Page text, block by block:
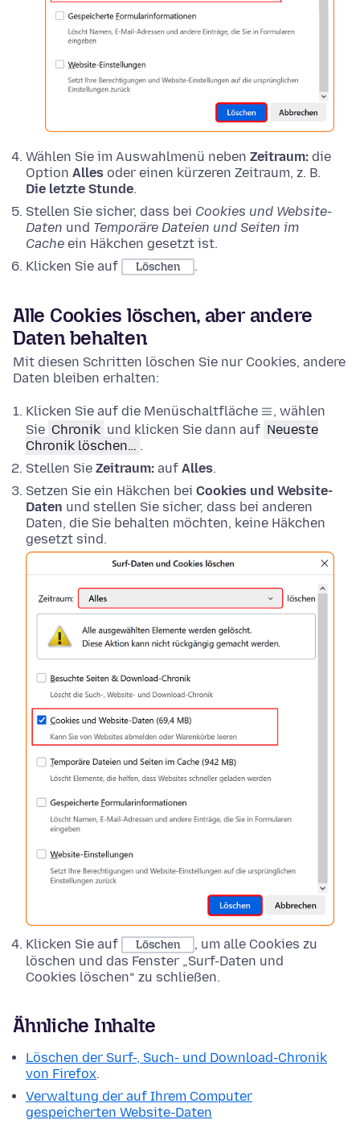
Wählen Sie im Auswahlmenü neben Zeitraum: die
Option Alles oder einen kürzeren Zeitraum, z. B.
Die letzte Stunde.
Stellen Sie sicher, dass bei Cookies und Website-
Daten und Temporäre Dateien und Seiten im
Cache ein Häkchen gesetzt ist.
Klicken Sie auf
Löschen .
Alle Cookies löschen, aber andere
Daten behalten
Mit diesen Schritten löschen Sie nur Cookies, andere
Daten bleiben erhalten:
Klicken Sie auf die Menüschaltfläche
, wählen
Sie Chronik und klicken Sie dann auf Neueste
Chronik löschen… .
Stellen Sie Zeitraum: auf Alles.
Setzen Sie ein Häkchen bei Cookies und Website-
Daten und stellen Sie sicher, dass bei anderen
Daten, die Sie behalten möchten, keine Häkchen
gesetzt sind.
Klicken Sie auf Löschen
, um alle Cookies zu
löschen und das Fenster „Surf-Daten und
Cookies löschen“ zu schließen.
Ähnliche Inhalte
Löschen der Surf-, Such- und Download-Chronik
von Firefox.
Verwaltung der auf Ihrem Computer
gespeicherten Website-Daten